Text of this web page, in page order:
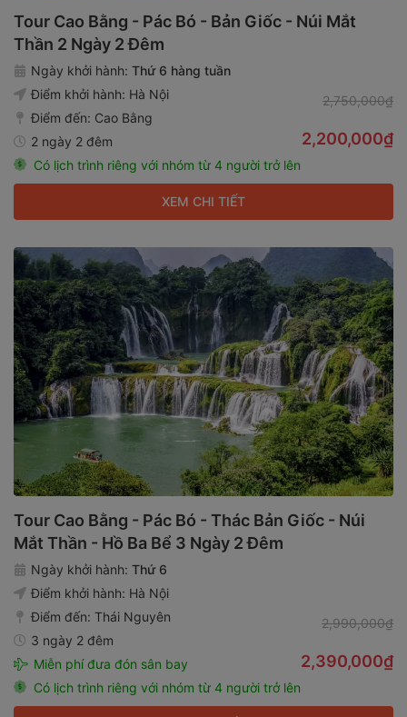
Tour Cao Bằng - Pác Bó - Bản Giốc - Núi Mắt
Thần 2 Ngày 2 Đêm
2,750,000₫
2,200,000₫
Ngày khởi hành: Thứ 6 hàng tuần
Điểm khởi hành: Hà Nội
Điểm đến: Cao Bằng
2 ngày 2 đêm
Có lịch trình riêng với nhóm từ 4 người trở lên
XEM CHI TIẾT
Tour Cao Bằng - Pác Bó - Thác Bản Giốc - Núi
Mắt Thần - Hồ Ba Bể 3 Ngày 2 Đêm
2,990,000₫
2,390,000₫
Ngày khởi hành: Thứ 6
Điểm khởi hành: Hà Nội
Điểm đến: Thái Nguyên
3 ngày 2 đêm
Miễn phí đưa đón sân bay
Có lịch trình riêng với nhóm từ 4 người trở lên